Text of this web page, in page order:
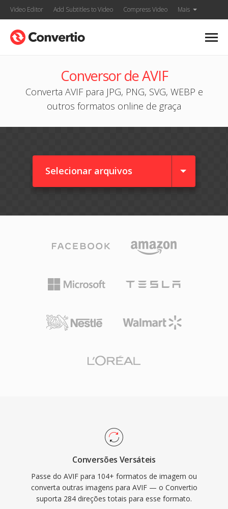
Video Editor Add Subtitles to Video Compress Video Mais
Conversor de AVIF
Converta AVIF para JPG, PNG, SVG, WEBP e
outros formatos online de graça
Selecionar arquivos
Conversões Versáteis
Passe do AVIF para 104+ formatos de imagem ou
converta outras imagens para AVIF — o Convertio
suporta 284 direções totais para esse formato.